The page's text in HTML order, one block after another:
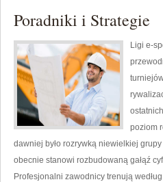
Poradniki i Strategie
Ligi e-
poziom
dawniej było rozrywką niewielkiej
obecnie stanowi rozbudowaną gałąź
Profesjonalni zawodnicy trenują